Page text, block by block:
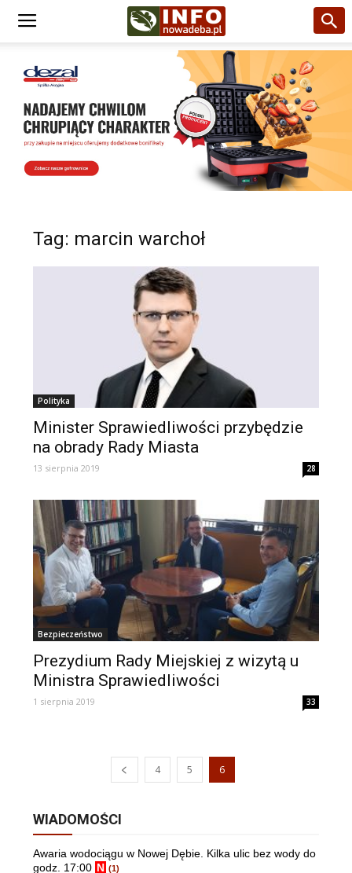
Tag: marcin warchoł
Polityka
Minister Sprawiedliwości przybędzie
na obrady Rady Miasta
13 sierpnia 2019 28
Bezpieczeństwo
Prezydium Rady Miejskiej z wizytą u
Ministra Sprawiedliwości
1 sierpnia 2019 33
4 5 6
WIADOMOŚCI
Awaria wodociągu w Nowej Dębie. Kilka ulic bez wody do
godz. 17:00 N (1)